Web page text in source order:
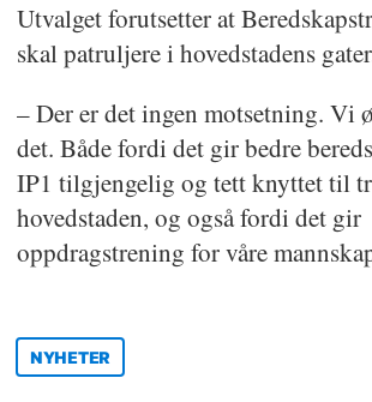
Utvalget forutsetter at
skal patruljere i hovedstadens
– Der er det ingen motsetning. Vi
det. Både fordi det gir bedre
IP1 tilgjengelig og tett knyttet til
hovedstaden, og også fordi det gir
oppdragstrening for våre
NYHETER